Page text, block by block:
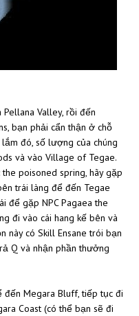
Pellana Valley, rồi đến
bạn phải cẩn thận ở chỗ
đó, số lượng của chúng
và vào Village of Tegae.
poisoned spring, hãy gặp
trái làng để đến Tegae
để gặp NPC Pagaea the
đi vào cái hang kế bên và
này có Skill Ensane trói bạn
Q và nhận phần thưởng
Megara Bluff, tiếp tục đi
Coast (có thể bạn sẽ đi